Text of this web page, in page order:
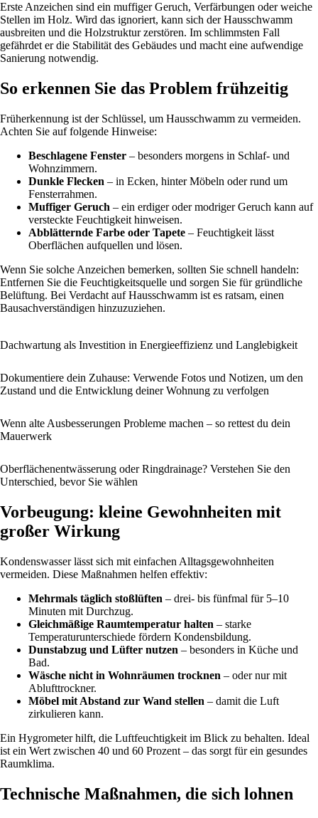
Erste Anzeichen sind ein muffiger Geruch, Verfärbungen oder weiche
Stellen im Holz. Wird das ignoriert, kann sich der Hausschwamm
ausbreiten und die Holzstruktur zerstören. Im schlimmsten Fall
gefährdet er die Stabilität des Gebäudes und macht eine aufwendige
Sanierung notwendig.
So erkennen Sie das Problem frühzeitig
Früherkennung ist der Schlüssel, um Hausschwamm zu vermeiden.
Achten Sie auf folgende Hinweise:
Beschlagene Fenster – besonders morgens in Schlaf- und
Wohnzimmern.
Dunkle Flecken – in Ecken, hinter Möbeln oder rund um
Fensterrahmen.
Muffiger Geruch – ein erdiger oder modriger Geruch kann auf
versteckte Feuchtigkeit hinweisen.
Abblätternde Farbe oder Tapete – Feuchtigkeit lässt
Oberflächen aufquellen und lösen.
Wenn Sie solche Anzeichen bemerken, sollten Sie schnell handeln:
Entfernen Sie die Feuchtigkeitsquelle und sorgen Sie für gründliche
Belüftung. Bei Verdacht auf Hausschwamm ist es ratsam, einen
Bausachverständigen hinzuzuziehen.
Dachwartung als Investition in Energieeffizienz und Langlebigkeit
Dokumentiere dein Zuhause: Verwende Fotos und Notizen, um den
Zustand und die Entwicklung deiner Wohnung zu verfolgen
Wenn alte Ausbesserungen Probleme machen – so rettest du dein
Mauerwerk
Oberflächenentwässerung oder Ringdrainage? Verstehen Sie den
Unterschied, bevor Sie wählen
Vorbeugung: kleine Gewohnheiten mit
großer Wirkung
Kondenswasser lässt sich mit einfachen Alltagsgewohnheiten
vermeiden. Diese Maßnahmen helfen effektiv:
Mehrmals täglich stoßlüften – drei- bis fünfmal für 5–10
Minuten mit Durchzug.
Gleichmäßige Raumtemperatur halten – starke
Temperaturunterschiede fördern Kondensbildung.
Dunstabzug und Lüfter nutzen – besonders in Küche und
Bad.
Wäsche nicht in Wohnräumen trocknen – oder nur mit
Ablufttrockner.
Möbel mit Abstand zur Wand stellen – damit die Luft
zirkulieren kann.
Ein Hygrometer hilft, die Luftfeuchtigkeit im Blick zu behalten. Ideal
ist ein Wert zwischen 40 und 60 Prozent – das sorgt für ein gesundes
Raumklima.
Technische Maßnahmen, die sich lohnen